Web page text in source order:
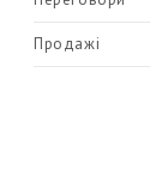
Продажі